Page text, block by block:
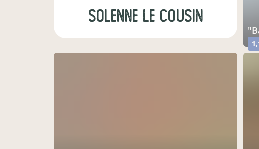
solenne le cousin